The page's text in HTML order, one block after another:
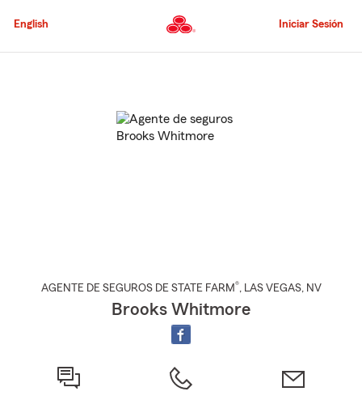
al
principal
English Iniciar Sesión
AGENTE DE SEGUROS DE STATE FARM®, LAS VEGAS, NV
Brooks Whitmore